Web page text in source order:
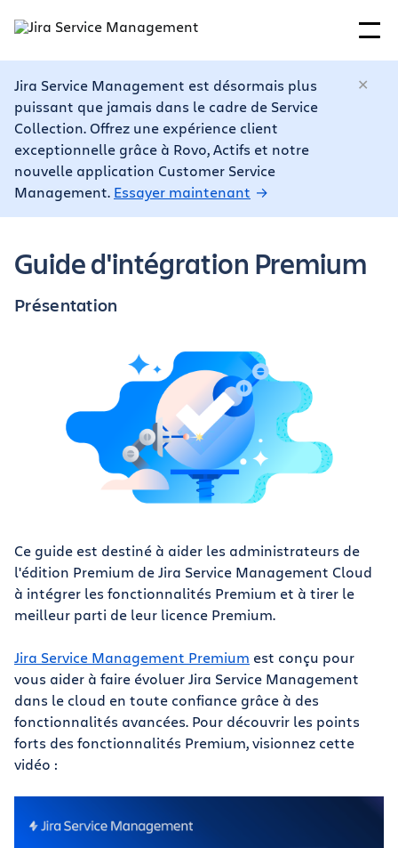
Jira Service Management est désormais plus
puissant que jamais dans le cadre de Service
Collection. Offrez une expérience client
exceptionnelle grâce à Rovo, Actifs et notre
nouvelle application Customer Service
Management. Essayer maintenant
Guide d'intégration Premium
Présentation
Ce guide est destiné à aider les administrateurs de
l'édition Premium de Jira Service Management Cloud
à intégrer les fonctionnalités Premium et à tirer le
meilleur parti de leur licence Premium.
Jira Service Management Premium est conçu pour
vous aider à faire évoluer Jira Service Management
dans le cloud en toute confiance grâce à des
fonctionnalités avancées. Pour découvrir les points
forts des fonctionnalités Premium, visionnez cette
vidéo :